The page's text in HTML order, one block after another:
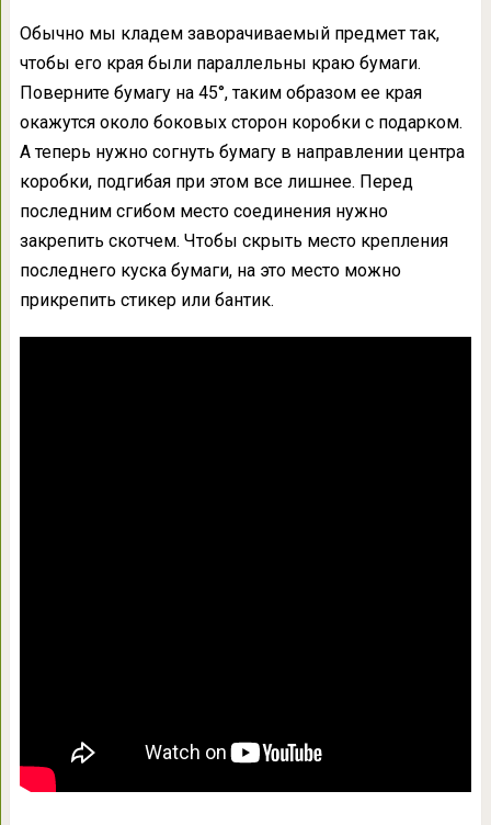
Обычно мы кладем заворачиваемый предмет так,
чтобы его края были параллельны краю бумаги.
Поверните бумагу на 45°, таким образом ее края
окажутся около боковых сторон коробки с подарком.
А теперь нужно согнуть бумагу в направлении центра
коробки, подгибая при этом все лишнее. Перед
последним сгибом место соединения нужно
закрепить скотчем. Чтобы скрыть место крепления
последнего куска бумаги, на это место можно
прикрепить стикер или бантик.